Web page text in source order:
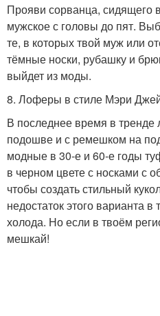
Прояви сорванца, сидящего
мужское с головы до пят.
те, в которых твой муж или
тёмные носки, рубашку и
выйдет из моды.
8. Лоферы в стиле Мэри
В последнее время в тренде
подошве и с ремешком на
модные в 30-е и 60-е годы
в черном цвете с носками с
чтобы создать стильный
недостаток этого варианта в
холода. Но если в твоём
мешкай!